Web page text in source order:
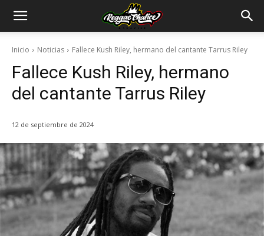
Inicio Noticias Fallece Kush Riley, hermano del cantante Tarrus Riley
Fallece Kush Riley, hermano
del cantante Tarrus Riley
12 de septiembre de 2024